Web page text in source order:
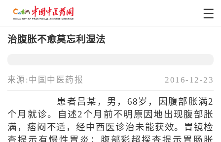
治腹胀不愈莫忘利湿法
来源:中国中医药报 2016-12-23
患者吕某，男，68岁，因腹部胀满2
个月就诊。自述2个月前不明原因地出现腹部胀
满，痞闷不适，经中西医诊治未能获效。胃镜检